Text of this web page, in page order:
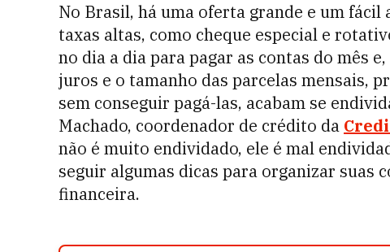
No Brasil, há uma oferta grande e um
taxas altas, como cheque especial e
no dia a dia para pagar as contas do mês
juros e o tamanho das parcelas mensais,
sem conseguir pagá-las, acabam se
Machado, coordenador de crédito da
não é muito endividado, ele é mal
seguir algumas dicas para organizar suas
financeira.